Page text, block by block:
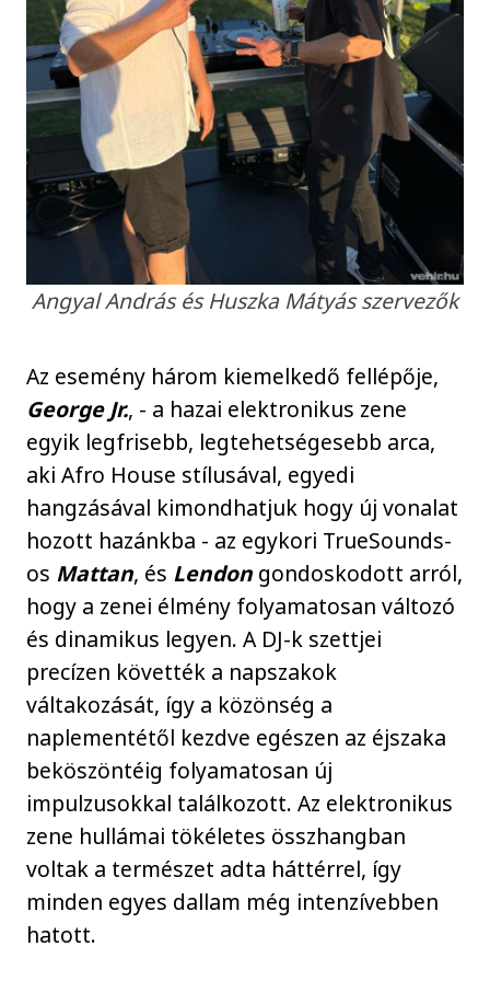
Angyal András és Huszka Mátyás szervezők
Az esemény három kiemelkedő fellépője,
George Jr., - a hazai elektronikus zene
egyik legfrisebb, legtehetségesebb arca,
aki Afro House stílusával, egyedi
hangzásával kimondhatjuk hogy új vonalat
hozott hazánkba - az egykori TrueSounds-
os Mattan, és Lendon gondoskodott arról,
hogy a zenei élmény folyamatosan változó
és dinamikus legyen. A DJ-k szettjei
precízen követték a napszakok
váltakozását, így a közönség a
naplementétől kezdve egészen az éjszaka
beköszöntéig folyamatosan új
impulzusokkal találkozott. Az elektronikus
zene hullámai tökéletes összhangban
voltak a természet adta háttérrel, így
minden egyes dallam még intenzívebben
hatott.